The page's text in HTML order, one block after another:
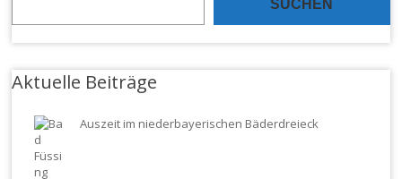
SUCHEN
Aktuelle Beiträge
Auszeit im niederbayerischen Bäderdreieck